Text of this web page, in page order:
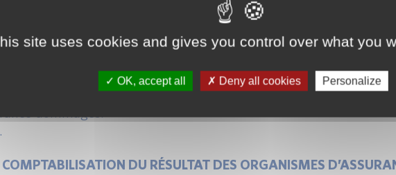
des engagements vis-à-vis des assurés :
vie.
des engagements vis-à-vis des assurés :
dommages.
DU RÉSULTAT DES ORGANISMES
site uses cookies and gives you control over what you
OK, accept all Deny all cookies Personalize